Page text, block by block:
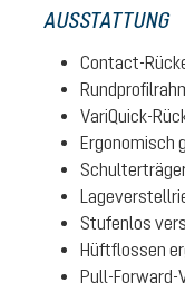
AUSSTATTUNG
Contact-
VariQuick-
Ergonomisch
Stufenlos
Hüftflossen
Pull-Forward-